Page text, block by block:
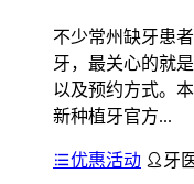
不少常州缺牙患
牙，最关心的就
以及预约方式。
新种植牙官方...
优惠活动 牙